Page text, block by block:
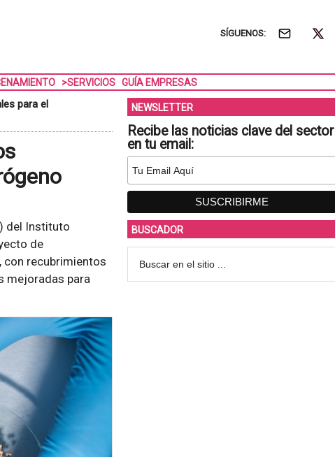
SÍGUENOS:
>SERVICIOS GUÍA EMPRESAS
para el
del Instituto
de
con recubrimientos
mejoradas para
NEWSLETTER
Recibe las noticias clave del sector
en tu email:
BUSCADOR